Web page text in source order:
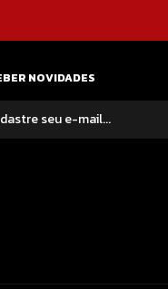
NOVIDADES